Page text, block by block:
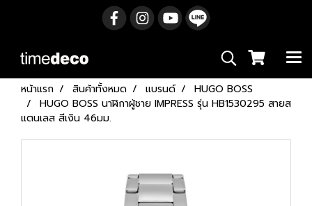
หน้าแรก สินค้าทั้งหมด แบรนด์
HUGO BOSS
HUGO BOSS นาฬิกาผู้ชาย IMPRESS รุ่น HB1530295 สายส
แตนเลส สีเงิน 46มม.